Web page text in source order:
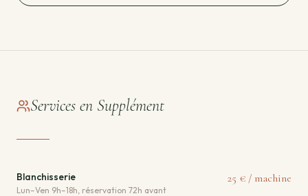
Services en Supplément
Blanchisserie
Lun–Ven 9h–18h, réservation 72h avant
25 € / machine